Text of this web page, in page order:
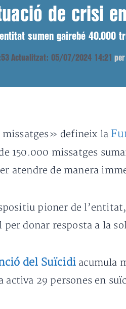
de crisi
sumen gairebé 40.000
Actualitzat: 05/07/2024 14:21 per
defineix la
150.000 missatges
atendre de manera
pioner de
per donar resposta a la
del Suïcidi acumula
activa 29 persones en